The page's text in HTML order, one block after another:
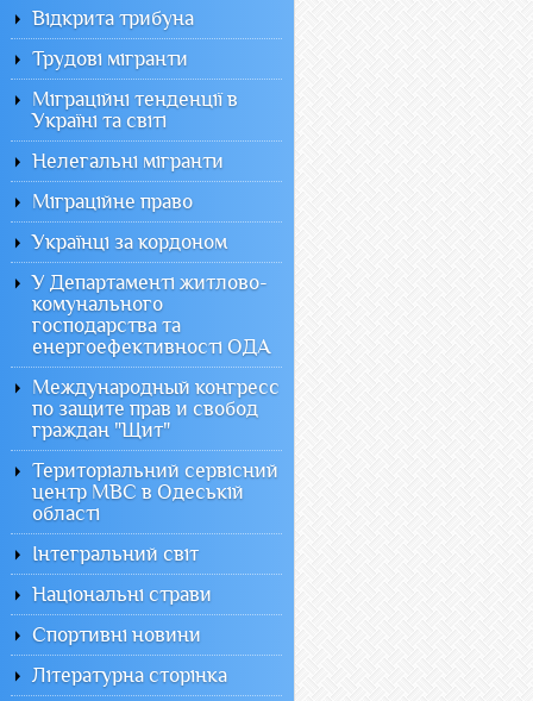
Відкрита трибуна
Трудові мігранти
Міграційні тенденції в
Україні та світі
Нелегальні мігранти
Міграційне право
Українці за кордоном
У Департаменті житлово-
комунального
господарства та
енергоефективності ОДА
Международный конгресс
по защите прав и свобод
граждан "Щит"
Територіальний сервісний
центр МВС в Одеській
області
Інтегральний світ
Національні страви
Спортивні новини
Літературна сторінка